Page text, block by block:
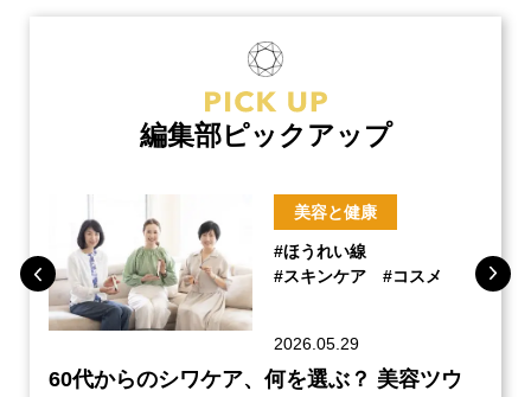
編集部ピックアップ
美容と健康
#ほうれい線
#スキンケア
#コスメ
2026.05.29
60代からのシワケア、何を選ぶ？ 美容ツウ